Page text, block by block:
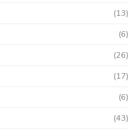
(13)
(6)
(26)
(17)
(6)
(43)